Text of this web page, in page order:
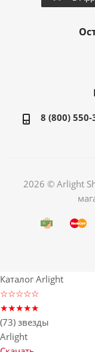
8 (800) 550-
2026 © Arlight
Каталог Arlight
☆☆☆☆☆
★★★★★
(73) звезды
Arlight